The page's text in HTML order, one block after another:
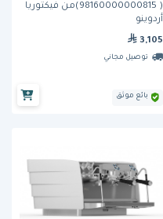
( 98160000000815)من فيكتوريا
أردوينو
3,105
توصيل مجاني
بائع موثق